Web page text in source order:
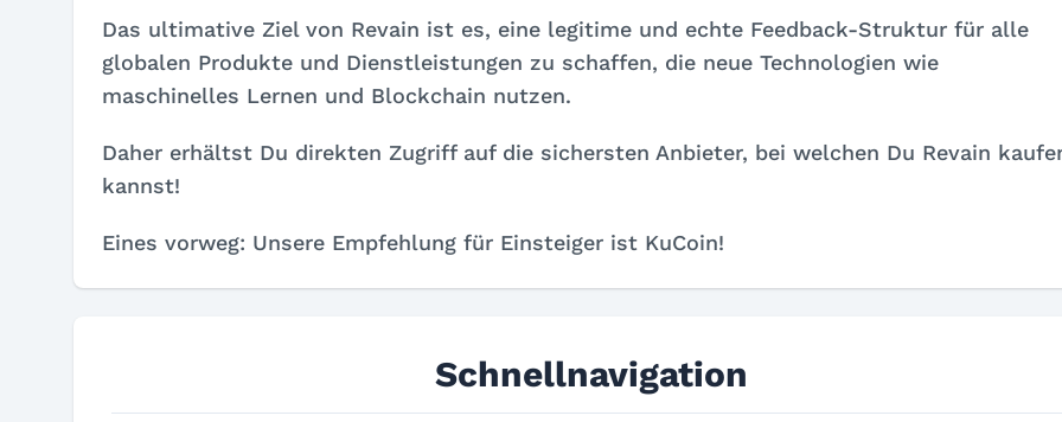
Das ultimative Ziel von Revain ist es, eine legitime und echte Feedback-Struktur für alle
globalen Produkte und Dienstleistungen zu schaffen, die neue Technologien wie
maschinelles Lernen und Blockchain nutzen.
Daher erhältst Du direkten Zugriff auf die sichersten Anbieter, bei welchen Du Revain
kannst!
Eines vorweg: Unsere Empfehlung für Einsteiger ist KuCoin!
Schnellnavigation